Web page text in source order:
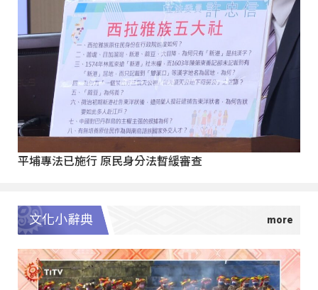
平埔專法已施行 原民身分法暫緩審查
文化小辭典